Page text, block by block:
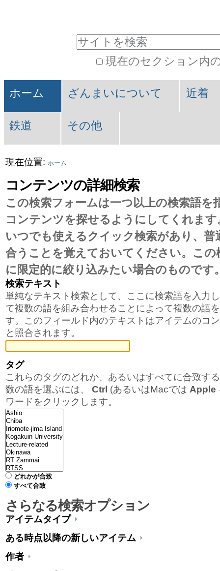
ツ
飛
ぶ
|
ナ
ビ
ゲ
ー
シ
ョ
ン
に
飛
ぶ
ル
ツ
ー
ル
現在のセクション内
細
索
セ
ク
シ
ョ
ン
ホーム ざんまいについて 近着
鉄道 その他
現在位置: ホーム
コンテンツの詳細検索
この検索フォームは一つ以上の検索語を
コンテンツを探せるようにしてくれます
いつでも使えるクイック検索があり、
合うことを覚えておいてください。こ
に限定的に絞り込みたい場合のものです
検索テキスト
単純なテキスト検索として、ここに検索語を入力
て複数の語を組み合わせることによって複数の語
す。このフィールド内のテキストはアイテムのコ
と照合されます。
タグ
これらのタグのどれか、あるいはすべてに合致す
数の語を選ぶには、 Ctrl (あるいはMacでは Apple
ワードをクリックします。
どれかが合致
すべて合致
さらなる検索オプション
アイテムタイプ
ある時点以降の新しいアイテム
作者